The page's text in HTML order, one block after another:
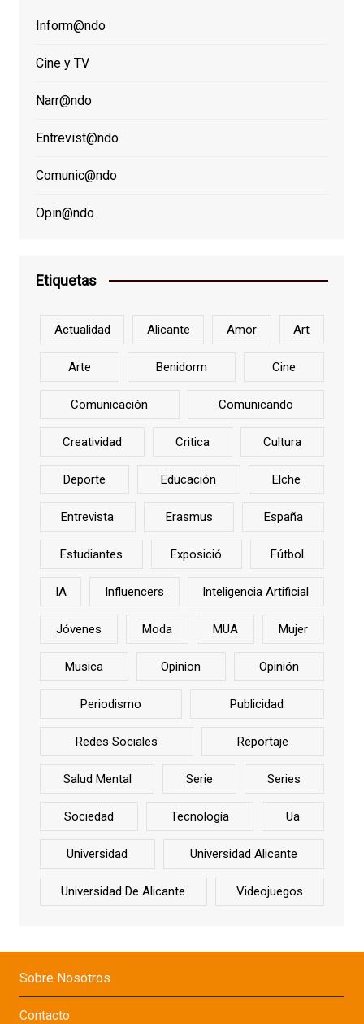
Inform@ndo
Cine y TV
Narr@ndo
Entrevist@ndo
Comunic@ndo
Opin@ndo
Etiquetas
Actualidad Alicante Amor Art
Arte Benidorm Cine
Comunicación Comunicando
Creatividad Critica Cultura
Deporte Educación Elche
Entrevista Erasmus España
Estudiantes Exposició Fútbol
IA Influencers Inteligencia Artificial
Jóvenes Moda MUA Mujer
Musica Opinion Opinión
Periodismo Publicidad
Redes Sociales Reportaje
Salud Mental Serie Series
Sociedad Tecnología Ua
Universidad Universidad Alicante
Universidad De Alicante Videojuegos
Sobre Nosotros
Contacto